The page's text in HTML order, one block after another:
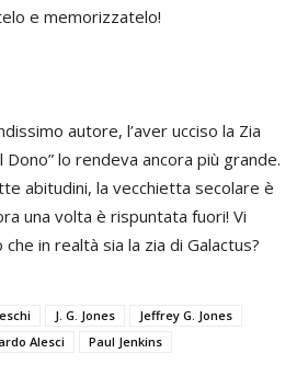
e memorizzatelo!
autore, l’aver ucciso la Zia
Dono” lo rendeva ancora più grande.
abitudini, la vecchietta secolare è
una volta è rispuntata fuori! Vi
in realtà sia la zia di Galactus?
J. G. Jones
Jeffrey G. Jones
Alesci Paul Jenkins